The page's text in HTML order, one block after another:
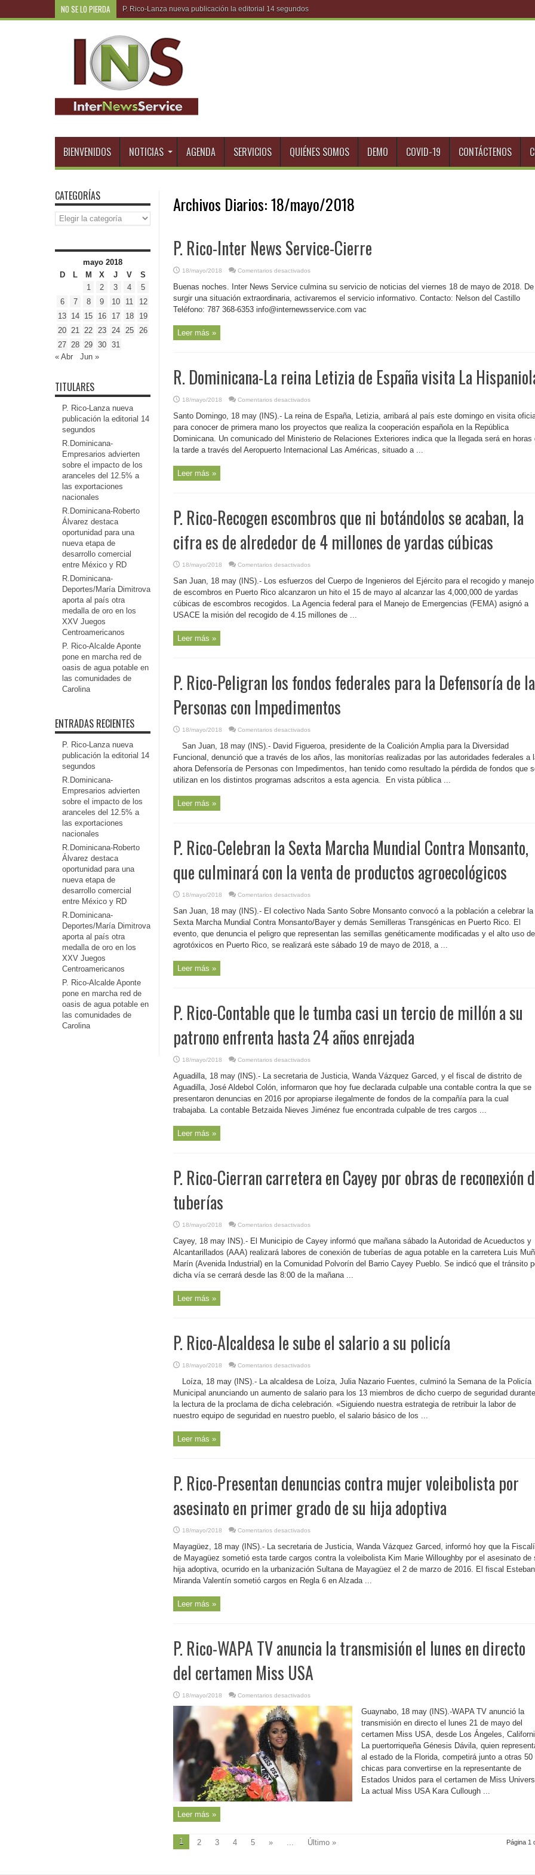
NO SE LO PIERDA R.Dominicana-Empresar
BIENVENIDOS NOTICIAS AGENDA SERVICIOS QUIÉNES SOMOS DEMO COVID-19 CONTÁCTENOS
Archivos Diarios:18/mayo/2018
P. Rico-Inter News Service-Cierre
18/mayo/2018 Comentarios desactivados
Rico-
Inter
News
Service-
Cierre
Buenas noches. Inter News Service culmina su servicio de noticias del viernes 18 de mayo de 2018. De
surgir una situación extraordinaria, activaremos el servicio informativo. Contacto: Nelson del Castillo
Teléfono: 787 368-6353 info@internewsservice.com vac
Leer más »
R. Dominicana-La reina Letizia de España visita La
18/mayo/2018 Comentarios desactivados
Dominicana-
La
reina
Letizia
de
visita
Santo Domingo, 18 may (INS).- La reina de España, Letizia, arribará al país este domingo en visita
para conocer de primera mano los proyectos que realiza la cooperación española en la República
Dominicana. Un comunicado del Ministerio de Relaciones Exteriores indica que la llegada será en horas
la tarde a través del Aeropuerto Internacional Las Américas, situado a ...
Leer más »
P. Rico-Recogen escombros que ni botándolos se acaban, la
cifra es de alrededor de 4 millones de yardas cúbicas
18/mayo/2018 Comentarios desactivados
Rico-
Recogen
escombros
que
ni
botándolos
se
millones
de
yardas
San Juan, 18 may (INS).- Los esfuerzos del Cuerpo de Ingenieros del Ejército para el recogido y manejo
de escombros en Puerto Rico alcanzaron un hito el 15 de mayo al alcanzar las 4,000,000 de yardas
cúbicas de escombros recogidos. La Agencia federal para el Manejo de Emergencias (FEMA) asignó a
USACE la misión del recogido de 4.15 millones de ...
Leer más »
P. Rico-Peligran los fondos federales para la Defensoría de
Personas con Impedimentos
18/mayo/2018 Comentarios desactivados
Peligran
los
fondos
federales
la
San Juan, 18 may (INS).- David Figueroa, presidente de la Coalición Amplia para la Diversidad
Funcional, denunció que a través de los años, las monitorías realizadas por las autoridades federales a
ahora Defensoría de Personas con Impedimentos, han tenido como resultado la pérdida de fondos que
utilizan en los distintos programas adscritos a esta agencia. En vista pública ...
Leer más »
P. Rico-Celebran la Sexta Marcha Mundial Contra Monsanto,
que culminará con la venta de productos agroecológicos
18/mayo/2018 Comentarios desactivados
Rico-
Celebran
la
Sexta
Marcha
Contra
agroecológicos
San Juan, 18 may (INS).- El colectivo Nada Santo Sobre Monsanto convocó a la población a celebrar la
Sexta Marcha Mundial Contra Monsanto/Bayer y demás Semilleras Transgénicas en Puerto Rico. El
evento, que denuncia el peligro que representan las semillas genéticamente modificadas y el alto uso de
agrotóxicos en Puerto Rico, se realizará este sábado 19 de mayo de 2018, a ...
Leer más »
P. Rico-Contable que le tumba casi un tercio de millón a su
patrono enfrenta hasta 24 años enrejada
18/mayo/2018 Comentarios desactivados
Rico-
Contable
que
le
tumba
casi
un
años
enrejada
Aguadilla, 18 may (INS).- La secretaria de Justicia, Wanda Vázquez Garced, y el fiscal de distrito de
Aguadilla, José Aldebol Colón, informaron que hoy fue declarada culpable una contable contra la que se
presentaron denuncias en 2016 por apropiarse ilegalmente de fondos de la compañía para la cual
trabajaba. La contable Betzaida Nieves Jiménez fue encontrada culpable de tres cargos ...
Leer más »
P. Rico-Cierran carretera en Cayey por obras de reconexión
tuberías
18/mayo/2018 Comentarios desactivados
Rico-
Cierran
carretera
en
Cayey
obras
Cayey, 18 may INS).- El Municipio de Cayey informó que mañana sábado la Autoridad de Acueductos y
Alcantarillados (AAA) realizará labores de conexión de tuberías de agua potable en la carretera Luis
Marín (Avenida Industrial) en la Comunidad Polvorín del Barrio Cayey Pueblo. Se indicó que el tránsito
dicha vía se cerrará desde las 8:00 de la mañana ...
Leer más »
P. Rico-Alcaldesa le sube el salario a su policía
18/mayo/2018 Comentarios desactivados
Rico-
Alcaldesa
le
sube
el
a
Loíza, 18 may (INS).- La alcaldesa de Loíza, Julia Nazario Fuentes, culminó la Semana de la Policía
Municipal anunciando un aumento de salario para los 13 miembros de dicho cuerpo de seguridad durante
la lectura de la proclama de dicha celebración. «Siguiendo nuestra estrategia de retribuir la labor de
nuestro equipo de seguridad en nuestro pueblo, el salario básico de los ...
Leer más »
P. Rico-Presentan denuncias contra mujer voleibolista por
asesinato en primer grado de su hija adoptiva
18/mayo/2018 Comentarios desactivados
Rico-
Presentan
denuncias
contra
mujer
por
Mayagüez, 18 may (INS).- La secretaria de Justicia, Wanda Vázquez Garced, informó hoy que la
de Mayagüez sometió esta tarde cargos contra la voleibolista Kim Marie Willoughby por el asesinato de
hija adoptiva, ocurrido en la urbanización Sultana de Mayagüez el 2 de marzo de 2016. El fiscal Esteban
Miranda Valentín sometió cargos en Regla 6 en Alzada ...
Leer más »
P. Rico-WAPA TV anuncia la transmisión el lunes en directo
del certamen Miss USA
18/mayo/2018 Comentarios desactivados
Rico-
WAPA
TV
anuncia
la
transmisión
en
directo
certamen
Miss
Guaynabo, 18 may (INS).-WAPA TV anunció la
transmisión en directo el lunes 21 de mayo del
certamen Miss USA, desde Los Ángeles,
La puertorriqueña Génesis Dávila, quien
al estado de la Florida, competirá junto a otras 50
chicas para convertirse en la representante de
Estados Unidos para el certamen de Miss
La actual Miss USA Kara Cullough ...
Leer más »
Página 1
1 2 3 4 5 » ... Último »
CATEGORÍAS
Categorías
mayo 2018
D
L M X J V
S
1
2 3 4
5
6
7 8 9 10 11
12
13 14 15 16 17 18
19
20 21 22 23 24 25
26
27 28 29 30
31
« Abr
Jun »
TITULARES
P. Rico-Lanza nueva
publicación la editorial 14
segundos
R.Dominicana-
Empresarios advierten
sobre el impacto de los
aranceles del 12.5% a
las exportaciones
nacionales
R.Dominicana-Roberto
Álvarez destaca
oportunidad para una
nueva etapa de
desarrollo comercial
entre México y RD
R.Dominicana-
Deportes/María Dimitrova
aporta al país otra
medalla de oro en los
XXV Juegos
Centroamericanos
P. Rico-Alcalde Aponte
pone en marcha red de
oasis de agua potable en
las comunidades de
Carolina
ENTRADAS RECIENTES
P. Rico-Lanza nueva
publicación la editorial 14
segundos
R.Dominicana-
Empresarios advierten
sobre el impacto de los
aranceles del 12.5% a
las exportaciones
nacionales
R.Dominicana-Roberto
Álvarez destaca
oportunidad para una
nueva etapa de
desarrollo comercial
entre México y RD
R.Dominicana-
Deportes/María Dimitrova
aporta al país otra
medalla de oro en los
XXV Juegos
Centroamericanos
P. Rico-Alcalde Aponte
pone en marcha red de
oasis de agua potable en
las comunidades de
Carolina